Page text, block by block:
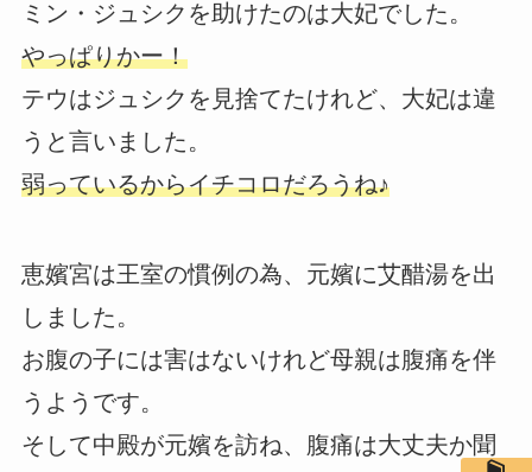
ミン・ジュシクを助けたのは大妃でした。
やっぱりかー！
テウはジュシクを見捨てたけれど、大妃は違
うと言いました。
弱っているからイチコロだろうね♪
恵嬪宮は王室の慣例の為、元嬪に艾醋湯を出
しました。
お腹の子には害はないけれど母親は腹痛を伴
うようです。
そして中殿が元嬪を訪ね、腹痛は大丈夫か聞